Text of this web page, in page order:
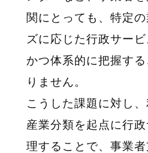
関にとっても、特定
ズに応じた行政サービ
かつ体系的に把握す
りません。
こうした課題に対し
産業分類を起点に行
理することで、事業